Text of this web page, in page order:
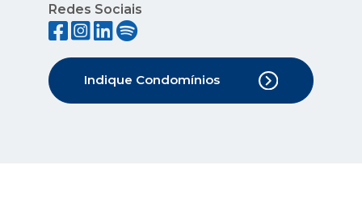
Redes Sociais
Indique Condomínios